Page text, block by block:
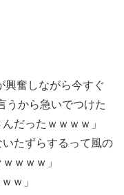
興奮しながら今すぐ
うから急いでつけた
だったｗｗｗｗ」
いたずらするって風の
ｗｗｗ」
ｗ」